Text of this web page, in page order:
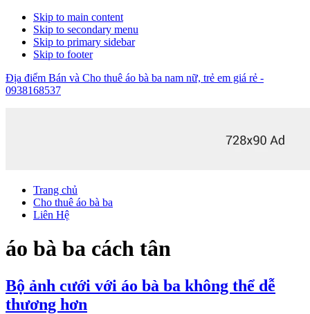
Skip to main content
Skip to secondary menu
Skip to primary sidebar
Skip to footer
Địa điểm Bán và Cho thuê áo bà ba nam nữ, trẻ em giá rẻ -
0938168537
Trang chủ
Cho thuê áo bà ba
Liên Hệ
áo bà ba cách tân
Bộ ảnh cưới với áo bà ba không thể dễ
thương hơn